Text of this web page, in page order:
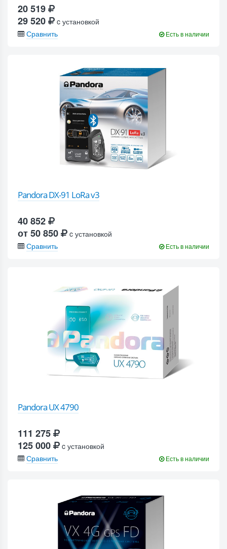
20 519
29 520
c установкой
Сравнить
Есть в наличии
Pandora DX-91 LoRa v3
40 852
от 50 850
c установкой
Сравнить
Есть в наличии
Pandora UX 4790
111 275
125 000
c установкой
Сравнить
Есть в наличии